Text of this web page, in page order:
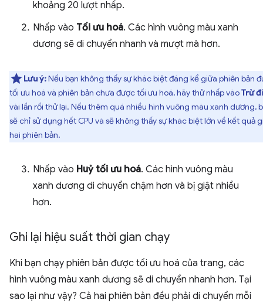
khoảng 20 lượt nhấp.
Nhấp vào Tối ưu hoá. Các hình vuông màu xanh
dương sẽ di chuyển nhanh và mượt mà hơn.
Lưu ý:Nếu bạn không thấy sự khác biệt đáng kể giữa phiên bản
tối ưu hoá và phiên bản chưa được tối ưu hoá, hãy thử nhấp vàoTrừ
vài lần rồi thử lại. Nếu thêm quá nhiều hình vuông màu xanh dương,
sẽ chỉ sử dụng hết CPU và sẽ không thấy sự khác biệt lớn về kết quả
hai phiên bản.
Nhấp vào Huỷ tối ưu hoá. Các hình vuông màu
xanh dương di chuyển chậm hơn và bị giật nhiều
hơn.
Ghi lại hiệu suất thời gian chạy
Khi bạn chạy phiên bản được tối ưu hoá của trang, các
hình vuông màu xanh dương sẽ di chuyển nhanh hơn. Tại
sao lại như vậy? Cả hai phiên bản đều phải di chuyển mỗi